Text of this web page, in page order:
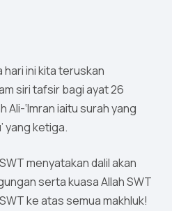
hari ini kita teruskan
siri tafsir bagi ayat 26
Ali-‘Imran iaitu surah yang
yang ketiga.
menyatakan dalil akan
serta kuasa Allah SWT
ke atas semua makhluk!